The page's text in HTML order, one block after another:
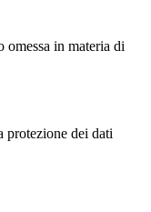
omessa in materia di
protezione dei dati